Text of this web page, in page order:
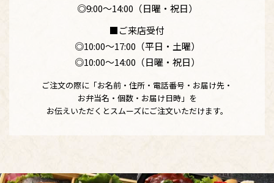
◎9:00〜14:00（日曜・祝日）
■ご来店受付
◎10:00〜17:00（平日・土曜）
◎10:00〜14:00（日曜・祝日）
ご注文の際に「お名前・住所・電話番号・お届け先・
お弁当名・個数・お届け日時」を
お伝えいただくとスムーズにご注文いただけます。